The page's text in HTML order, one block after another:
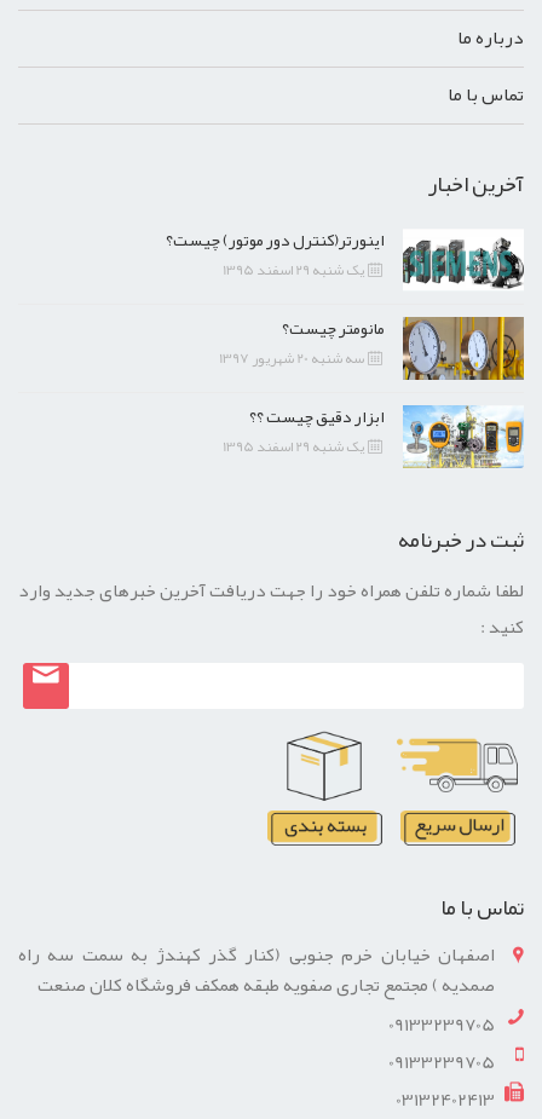
درباره ما
تماس با ما
آخرین اخبار
اینورتر(کنترل دور موتور) چیست؟
یک شنبه 29 اسفند 1395
مانومتر چیست؟
سه شنبه 20 شهریور 1397
ابزار دقیق چیست ؟؟
یک شنبه 29 اسفند 1395
ثبت در خبرنامه
لطفا شماره تلفن همراه خود را جهت دریافت آخرین خبرهای جدید وارد
کنید :
تماس با ما
اصفهان خیابان خرم جنوبی (کنار گذر کهندژ به سمت سه راه
صمدیه ) مجتمع تجاری صفویه طبقه همکف فروشگاه کلان صنعت
09133239705
09133239705
03132402413